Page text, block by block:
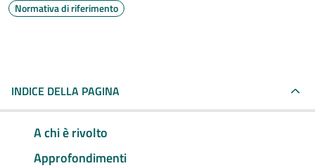
Normativa di riferimento
INDICE DELLA PAGINA
A chi è rivolto
Approfondimenti